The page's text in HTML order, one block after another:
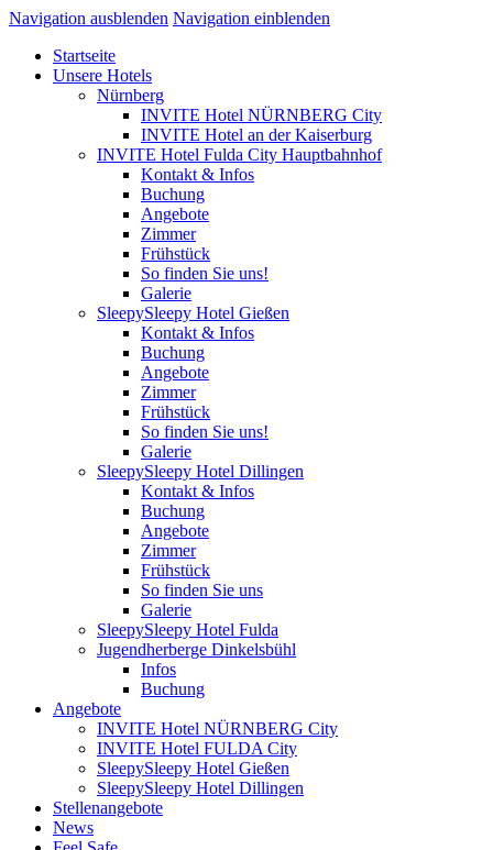
Navigation ausblenden Navigation einblenden
Startseite
Unsere Hotels
Nürnberg
INVITE Hotel NÜRNBERG City
INVITE Hotel an der Kaiserburg
INVITE Hotel Fulda City Hauptbahnhof
Kontakt & Infos
Buchung
Angebote
Zimmer
Frühstück
So finden Sie uns!
Galerie
SleepySleepy Hotel Gießen
Kontakt & Infos
Buchung
Angebote
Zimmer
Frühstück
So finden Sie uns!
Galerie
SleepySleepy Hotel Dillingen
Kontakt & Infos
Buchung
Angebote
Zimmer
Frühstück
So finden Sie uns
Galerie
SleepySleepy Hotel Fulda
Jugendherberge Dinkelsbühl
Infos
Buchung
Angebote
INVITE Hotel NÜRNBERG City
INVITE Hotel FULDA City
SleepySleepy Hotel Gießen
SleepySleepy Hotel Dillingen
Stellenangebote
News